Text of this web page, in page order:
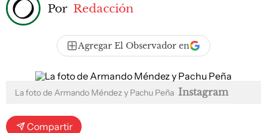
Por Redacción
Agregar El Observador en
La foto de Armando Méndez y Pachu Peña Instagram
Compartir